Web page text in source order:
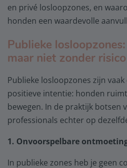
en privé losloopzones, en
honden een waardevolle
Publieke
maar niet zonder risico
Publieke losloopzones zijn
positieve intentie: honden
bewegen. In de praktijk botsen
professionals echter op
1. Onvoorspelbare
In publieke zones heb je geen